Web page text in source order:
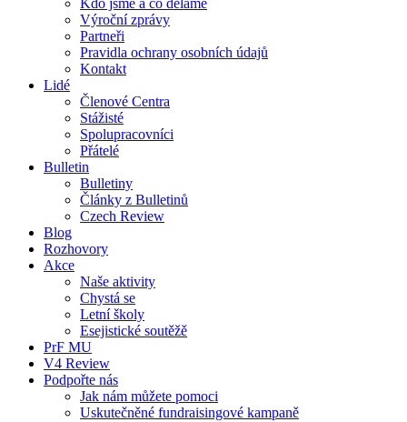
Kdo jsme a co děláme
Výroční zprávy
Partneři
Pravidla ochrany osobních údajů
Kontakt
Lidé
Členové Centra
Stážisté
Spolupracovníci
Přátelé
Bulletin
Bulletiny
Články z Bulletinů
Czech Review
Blog
Rozhovory
Akce
Naše aktivity
Chystá se
Letní školy
Esejistické soutěžě
PrF MU
V4 Review
Podpořte nás
Jak nám můžete pomoci
Uskutečněné fundraisingové kampaně